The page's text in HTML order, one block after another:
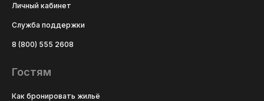
Личный кабинет
Служба поддержки
8 (800) 555 2608
Гостям
Как бронировать жильё